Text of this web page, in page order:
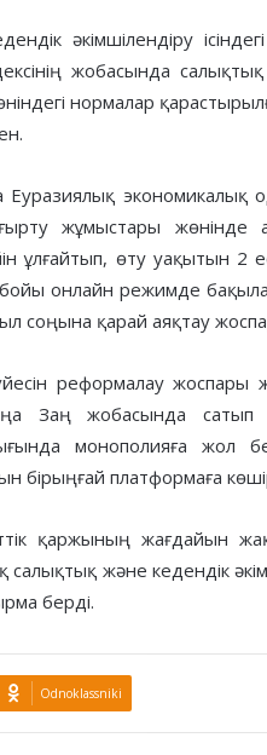
әкімшілендіру
жобасында салықтық
нормалар
экономикалық
жұмыстары жөнінде
ұлғайтып, өту уақытын 2
бойы онлайн режимде
соңына қарай аяқтау
реформалау жоспары
Заң жобасында сатып
монополияға жол
бірыңғай платформаға
қаржының жағдайын
салықтық және кедендік
берді.
Odnoklassniki